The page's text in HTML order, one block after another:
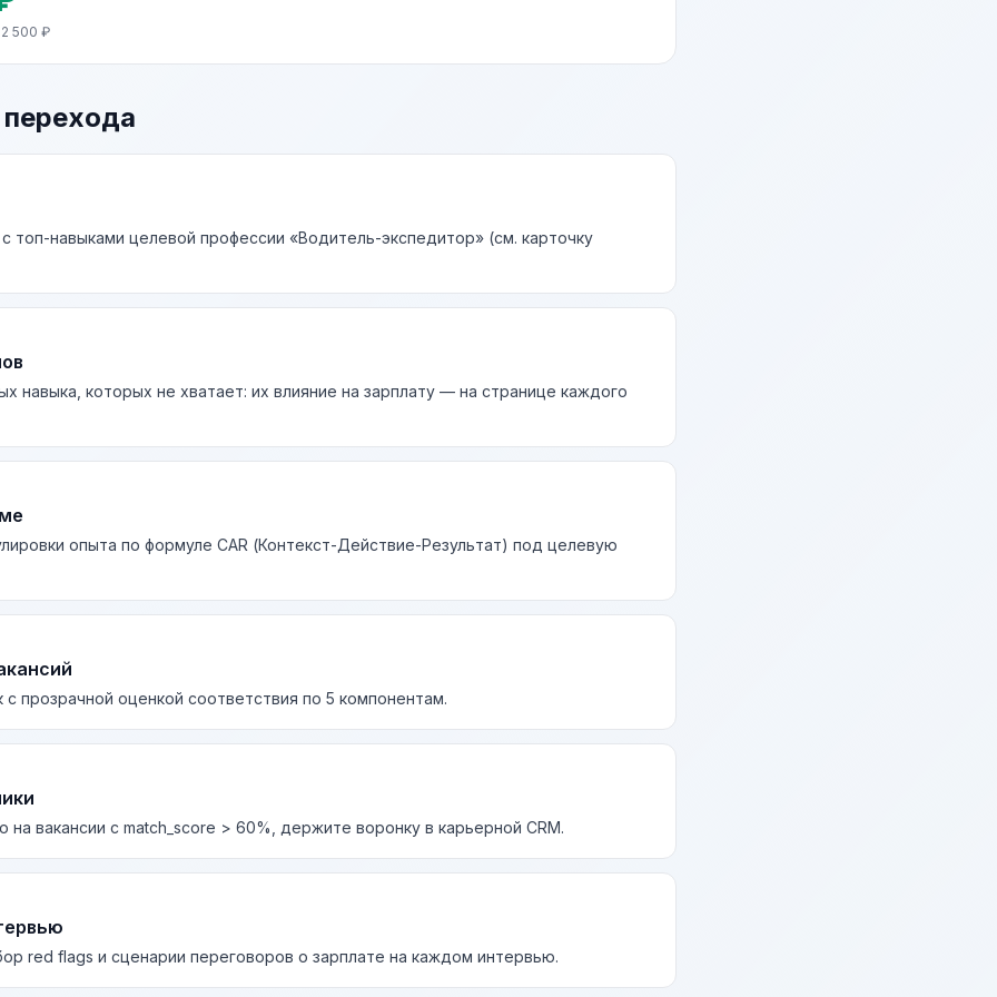
500 ₽
топ-навыками целевой профессии «Водитель-экспедитор» (см. карточку
навыка, которых не хватает: их влияние на зарплату — на странице каждого
опыта по формуле CAR (Контекст-Действие-Результат) под целевую
с прозрачной оценкой соответствия по 5 компонентам.
на вакансии с match_score > 60%, держите воронку в карьерной CRM.
red flags и сценарии переговоров о зарплате на каждом интервью.